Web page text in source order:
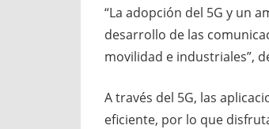
“La adopción del 5G y un
desarrollo de las
movilidad e industriales”,
A través del 5G, las
eficiente, por lo que